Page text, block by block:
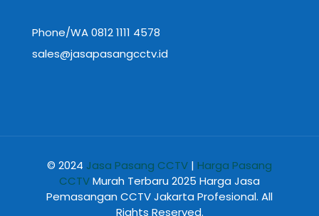
Phone/WA 0812 1111 4578
sales@jasapasangcctv.id
© 2024 Jasa Pasang CCTV | Harga Pasang
CCTVMurah Terbaru 2025 Harga Jasa
Pemasangan CCTV Jakarta Profesional. All
Rights Reserved.